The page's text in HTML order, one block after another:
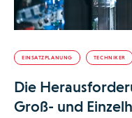
EINSATZPLANUNG TECHNIKER
Die
Groß- und